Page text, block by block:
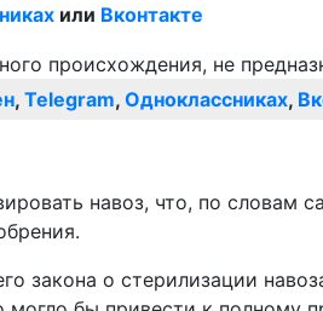
или Вконтакте
, Telegram, Одноклассниках,
навоз, что, по словам
закона о стерилизации